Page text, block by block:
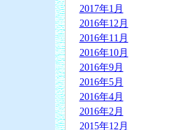
2017年1月
2016年12月
2016年11月
2016年10月
2016年9月
2016年5月
2016年4月
2016年2月
2015年12月